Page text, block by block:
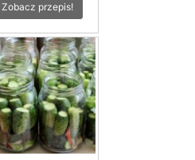
Zobacz przepis!